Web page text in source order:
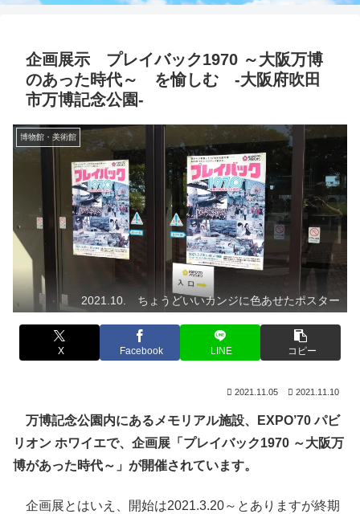
企画展示 プレイバック1970 ～大阪万博
のあった時代～ を愉しむ -大阪府吹田
市万博記念公園-
博物館・美術館
2021.10. ちょうどいいカンジに色あせたポスター
X Facebook LINE コピー
2021.11.05 2021.11.10
万博記念公園内にあるメモリアル施設、EXPO’70 パビ
リオン ホワイエで、企画展「プレイバック1970 ～大阪万
博があった時代～」が開催されています。
企画展とはいえ、開始は2021.3.20～とありますが終期